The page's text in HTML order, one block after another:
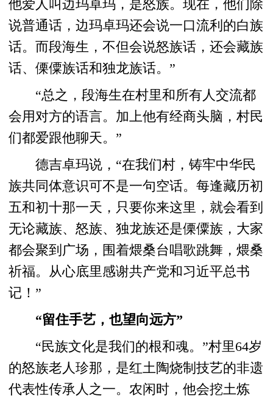
他爱人叫边玛卓玛，是怒族。现在，他们除
说普通话，边玛卓玛还会说一口流利的白族
话。而段海生，不但会说怒族话，还会藏族
话、傈僳族话和独龙族话。”
“总之，段海生在村里和所有人交流都
会用对方的语言。加上他有经商头脑，村民
们都爱跟他聊天。”
德吉卓玛说，“在我们村，铸牢中华民
族共同体意识可不是一句空话。每逢藏历初
五和初十那一天，只要你来这里，就会看到
无论藏族、怒族、独龙族还是傈僳族，大家
都会聚到广场，围着煨桑台唱歌跳舞，煨桑
祈福。从心底里感谢共产党和习近平总书
记！”
“留住手艺，也望向远方”
“民族文化是我们的根和魂。”村里64岁
的怒族老人珍那，是红土陶烧制技艺的非遗
代表性传承人之一。农闲时，他会挖土炼